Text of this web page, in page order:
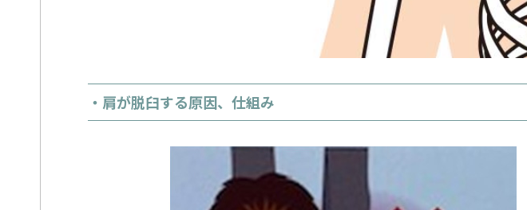
・肩が脱臼する原因、仕組み